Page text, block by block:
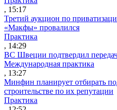
, 15:17
Третий аукцион по
«Макфы» провалился
Практика
, 14:29
ВС Швеции подтвердил
Международная практика
, 13:27
Минфин планирует отбирать
строительстве по их репутации
Практика